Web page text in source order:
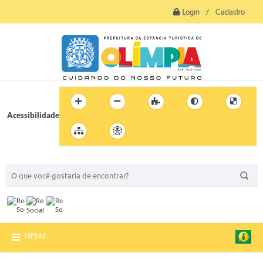
Login / Cadastro
Acessibilidade
MENU